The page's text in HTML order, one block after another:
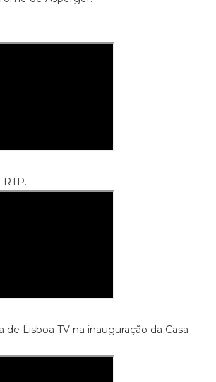
de Lisboa TV na inauguração da Casa